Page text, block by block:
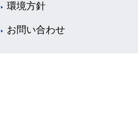
環境方針
お問い合わせ